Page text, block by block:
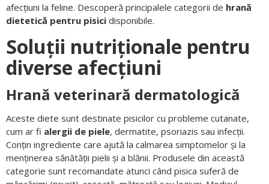
afecțiuni la feline. Descoperă principalele categorii de hrană
dietetică pentru pisici disponibile.
Soluții nutriționale pentru
diverse afecțiuni
Hrană veterinară dermatologică
Aceste diete sunt destinate pisicilor cu probleme cutanate,
cum ar fi alergii de piele, dermatite, psoriazis sau infecții.
Conțin ingrediente care ajută la calmarea simptomelor și la
menținerea sănătății pielii și a blănii. Produsele din această
categorie sunt recomandate atunci când pisica suferă de